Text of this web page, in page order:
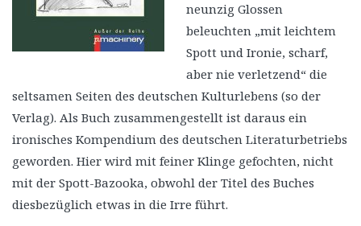
neunzig Glossen
beleuchten „mit leichtem
Spott und Ironie, scharf,
aber nie verletzend“ die
seltsamen Seiten des deutschen Kulturlebens (so der
Verlag). Als Buch zusammengestellt ist daraus ein
ironisches Kompendium des deutschen Literaturbetriebs
geworden. Hier wird mit feiner Klinge gefochten, nicht
mit der Spott-Bazooka, obwohl der Titel des Buches
diesbezüglich etwas in die Irre führt.